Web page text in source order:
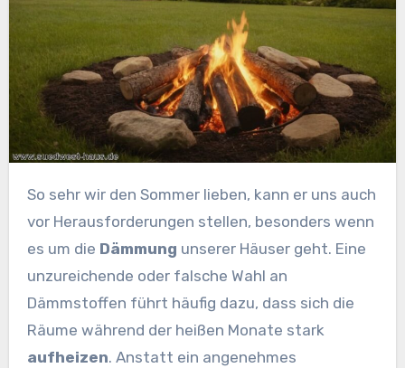
So sehr wir den Sommer lieben, kann er uns auch
vor Herausforderungen stellen, besonders wenn
es um die Dämmung unserer Häuser geht. Eine
unzureichende oder falsche Wahl an
Dämmstoffen führt häufig dazu, dass sich die
Räume während der heißen Monate stark
aufheizen. Anstatt ein angenehmes